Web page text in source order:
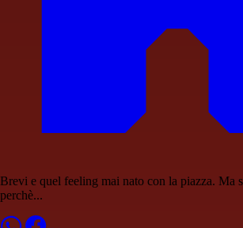
Brevi e quel feeling mai nato con la piazza. Ma
perchè...